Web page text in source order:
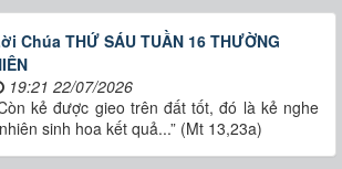
Chúa THỨ SÁU TUẦN 16 THƯỜNG
19:21 22/07/2026
kẻ được gieo trên đất tốt, đó là kẻ nghe
sinh hoa kết quả...” (Mt 13,23a)